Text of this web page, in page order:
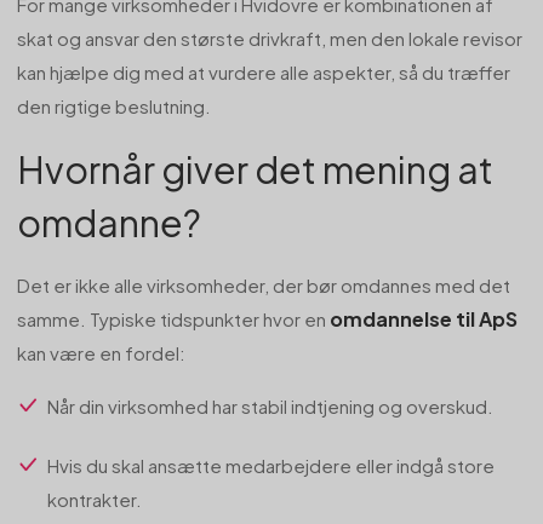
skat og ansvar den største drivkraft, men den lokale revisor
kan hjælpe dig med at vurdere alle aspekter, så du træffer
den rigtige beslutning.
Hvornår giver det mening at
omdanne?
Det er ikke alle virksomheder, der bør omdannes med det
samme. Typiske tidspunkter hvor en omdannelse til ApS
kan være en fordel:
Når din virksomhed har stabil indtjening og overskud.
Hvis du skal ansætte medarbejdere eller indgå store
kontrakter.